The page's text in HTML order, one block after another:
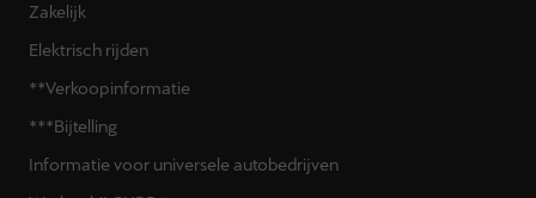
Zakelijk
Elektrisch rijden
**Verkoopinformatie
***Bijtelling
Informatie voor universele autobedrijven